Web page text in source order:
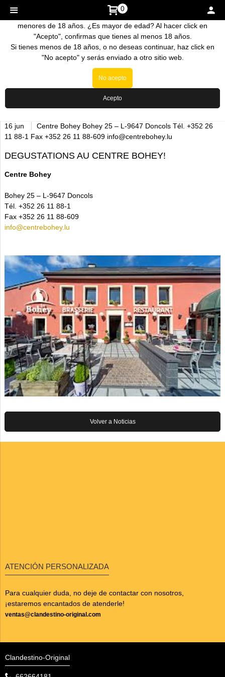
0
La venta de nuestros productos esta prohibida a personas
menores de 18 años. ¿Es mayor de edad? Al hacer click en
"Acepto", confirmas que tienes al menos 18 años.
Si tienes menos de 18 años, o no deseas continuar, haz click en
"No acepto" y serás enviado a otro sitio web.
No acepto
Acepto
Inicio>Noticias
16 jun
Centre Bohey Bohey 25 – L-9647 Doncols Tél. +352 26
11 88-1 Fax +352 26 11 88-609 info@centrebohey.lu
DEGUSTATIONS AU CENTRE BOHEY!
Centre Bohey
Bohey 25 – L-9647 Doncols
Tél. +352 26 11 88-1
Fax +352 26 11 88-609
info@centrebohey.lu
Volver a Noticias
ATENCIÓN PERSONALIZADA
Para cualquier duda, no deje de contactar con nosotros,
¡estaremos encantados de atenderle!
ventas@clandestino-original.com
Clandestino-Original